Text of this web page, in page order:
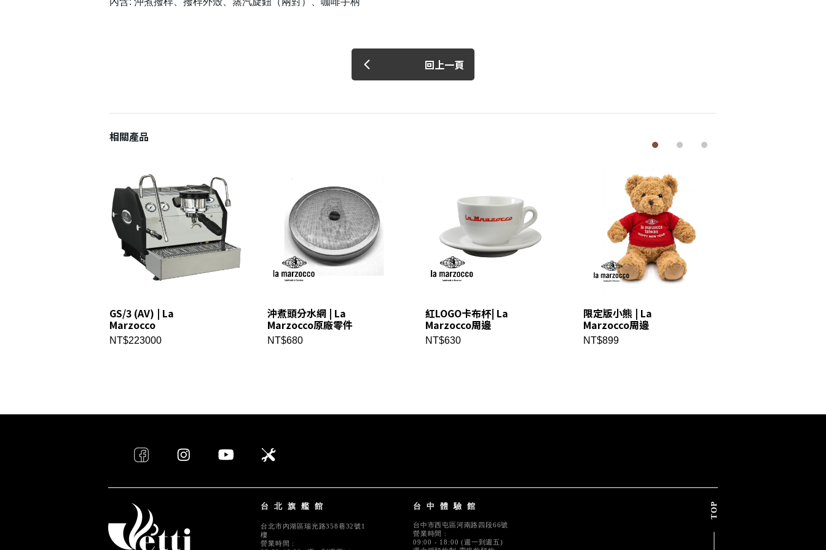
回上一頁
相關產品
GS/3 (AV) | La
Marzocco
NT$223000
沖煮頭分水網 | La
Marzocco原廠零件
NT$680
紅LOGO卡布杯| La
Marzocco周邊
NT$630
限定版小熊 | La
Marzocco周邊
NT$899
台北旗艦館
台北市內湖區瑞光路358巷32號1
樓
營業時間 :
台中體驗館
台中市西屯區河南路四段66號
營業時間 :
09:00 - 18:00 (週一到週五)
TOP